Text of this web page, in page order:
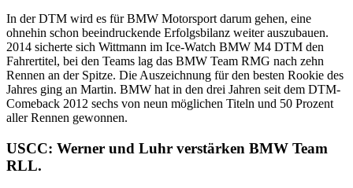
In der DTM wird es für BMW Motorsport darum gehen, eine
ohnehin schon beeindruckende Erfolgsbilanz weiter auszubauen.
2014 sicherte sich Wittmann im Ice-Watch BMW M4 DTM den
Fahrertitel, bei den Teams lag das BMW Team RMG nach zehn
Rennen an der Spitze. Die Auszeichnung für den besten Rookie des
Jahres ging an Martin. BMW hat in den drei Jahren seit dem DTM-
Comeback 2012 sechs von neun möglichen Titeln und 50 Prozent
aller Rennen gewonnen.
USCC: Werner und Luhr verstärken BMW Team
RLL.